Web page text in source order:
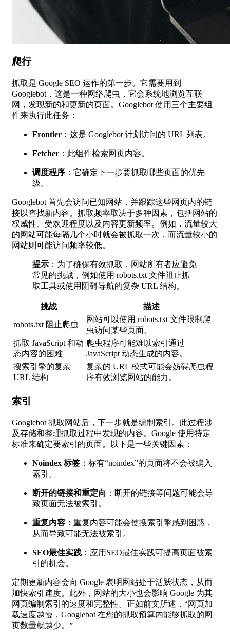
爬行
抓取是 Google SEO 运作的第一步。它需要用到
Googlebot，这是一种网络爬虫，它会系统地浏览互联
网，发现新的和更新的页面。Googlebot 使用三个主要组
件来执行此任务：
Frontier ：这是 Googlebot 计划访问的 URL 列表。
Fetcher ：此组件检索网页内容。
调度程序 ：它确定下一步要抓取哪些页面的优先
级。
Googlebot 首先会访问已知网站，并跟踪这些网页内的链
接以查找新内容。抓取频率取决于多种因素，包括网站的
权威性、受欢迎程度以及内容更新频率。例如，流量较大
的网站可能每隔几个小时就会被抓取一次，而流量较小的
网站则可能访问频率较低。
提示 ：为了确保有效抓取，网站所有者应避免
常见的挑战，例如使用 robots.txt 文件阻止抓
取工具或使用阻碍导航的复杂 URL 结构。
挑战 描述
robots.txt 阻止爬虫
网站可以使用 robots.txt 文件限制爬
虫访问某些页面。
抓取 JavaScript 和动
态内容的困难
爬虫程序可能难以索引通过
JavaScript 动态生成的内容。
搜索引擎的复杂
URL 结构
复杂的 URL 模式可能会妨碍爬虫程
序有效浏览网站的能力。
索引
Googlebot 抓取网站后，下一步就是编制索引。此过程涉
及存储和整理抓取过程中发现的内容。Google 使用特定
标准来确定要索引的页面。以下是一些关键因素：
Noindex 标签 ：标有“noindex”的页面将不会被编入
索引。
断开的链接和重定向 ：断开的链接等问题可能会导
致页面无法被索引。
重复内容 ：重复内容可能会使搜索引擎感到困惑，
从而导致可能无法被索引。
SEO最佳实践 ：应用SEO最佳实践可提高页面被索
引的机会。
定期更新内容会向 Google 表明网站处于活跃状态，从而
加快索引速度。此外，网站的大小也会影响 Google 为其
网页编制索引的速度和完整性。正如前文所述，“网页加
载速度越慢，Googlebot 在您的抓取预算内能够抓取的网
页数量就越少。”